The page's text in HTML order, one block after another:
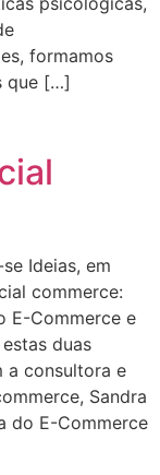
formamos
que […]
Ideias, em
commerce:
E-Commerce e
duas
a consultora e
Sandra
do E-Commerce